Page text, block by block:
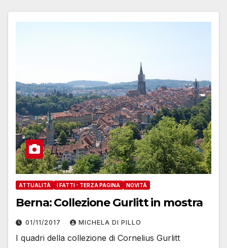
ATTUALITÀ I FATTI - TERZA PAGINA NOVITÀ
Berna: Collezione Gurlitt in mostra
01/11/2017 MICHELA DI PILLO
I quadri della collezione di Cornelius Gurlitt